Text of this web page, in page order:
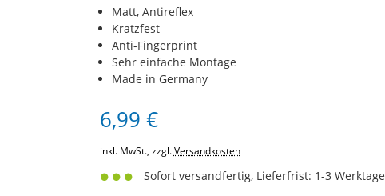
Matt, Antireflex
Kratzfest
Anti-Fingerprint
Sehr einfache Montage
Made in Germany
6,99 €
inkl. MwSt., zzgl.Versandkosten
Sofort versandfertig, Lieferfrist: 1-3 Werktage